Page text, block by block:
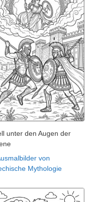
unter den Augen der
von
Mythologie